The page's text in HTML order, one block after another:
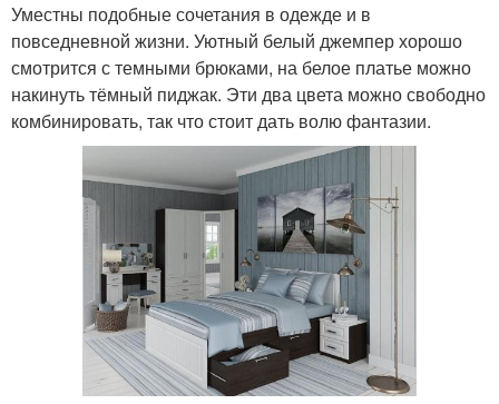
Уместны подобные сочетания в одежде и в
повседневной жизни. Уютный белый джемпер хорошо
смотрится с темными брюками, на белое платье можно
накинуть тёмный пиджак. Эти два цвета можно свободно
комбинировать, так что стоит дать волю фантазии.